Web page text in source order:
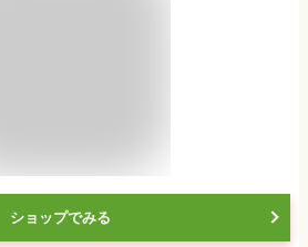
ショップでみる